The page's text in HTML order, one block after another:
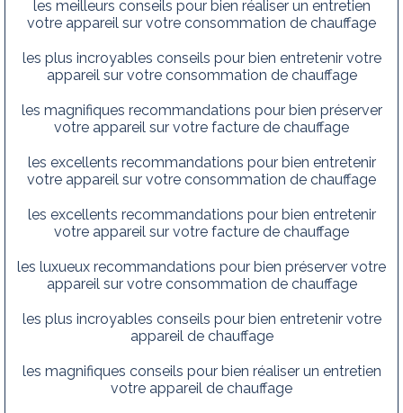
les meilleurs conseils pour bien réaliser un entretien
votre appareil sur votre consommation de chauffage
les plus incroyables conseils pour bien entretenir votre
appareil sur votre consommation de chauffage
les magnifiques recommandations pour bien préserver
votre appareil sur votre facture de chauffage
les excellents recommandations pour bien entretenir
votre appareil sur votre consommation de chauffage
les excellents recommandations pour bien entretenir
votre appareil sur votre facture de chauffage
les luxueux recommandations pour bien préserver votre
appareil sur votre consommation de chauffage
les plus incroyables conseils pour bien entretenir votre
appareil de chauffage
les magnifiques conseils pour bien réaliser un entretien
votre appareil de chauffage